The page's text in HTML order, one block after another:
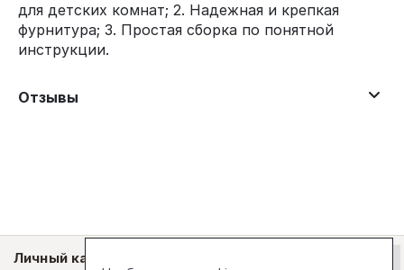
для детских комнат; 2. Надежная и крепкая
фурнитура; 3. Простая сборка по понятной
инструкции.
Отзывы
Личный кабинет